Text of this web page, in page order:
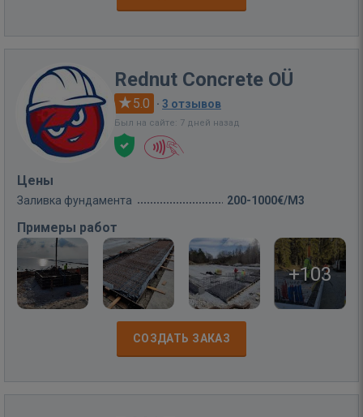
Rednut Concrete OÜ
5.0 · 3 отзывов
Был на сайте: 7 дней назад
Цены
Заливка фундамента 200-1000€/M3
Примеры работ
+103
СОЗДАТЬ ЗАКАЗ